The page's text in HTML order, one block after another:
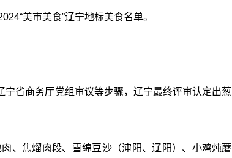
美市美食”辽宁地标美食名单。
省商务厅党组审议等步骤，辽宁最终评审认定出葱
、焦熘肉段、雪绵豆沙（渖阳、辽阳）、小鸡炖蘑